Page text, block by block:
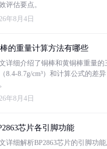
评估要点。
年8月4日
的重量计算方法有哪些
详细介绍了铜棒和黄铜棒重量
8.4-8.7g/cm³）和计算公式的差
年8月4日
芯片各引脚功能
详细解析BP2863芯片的引脚功